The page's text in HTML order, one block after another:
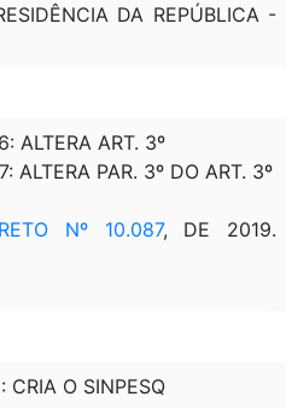
DA REPÚBLICA -
ALTERA ART. 3º
ALTERA PAR. 3º DO ART. 3º
Nº 10.087, DE 2019.
CRIA O SINPESQ